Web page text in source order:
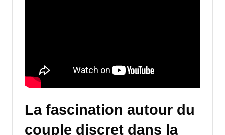
La fascination autour du
couple discret dans la